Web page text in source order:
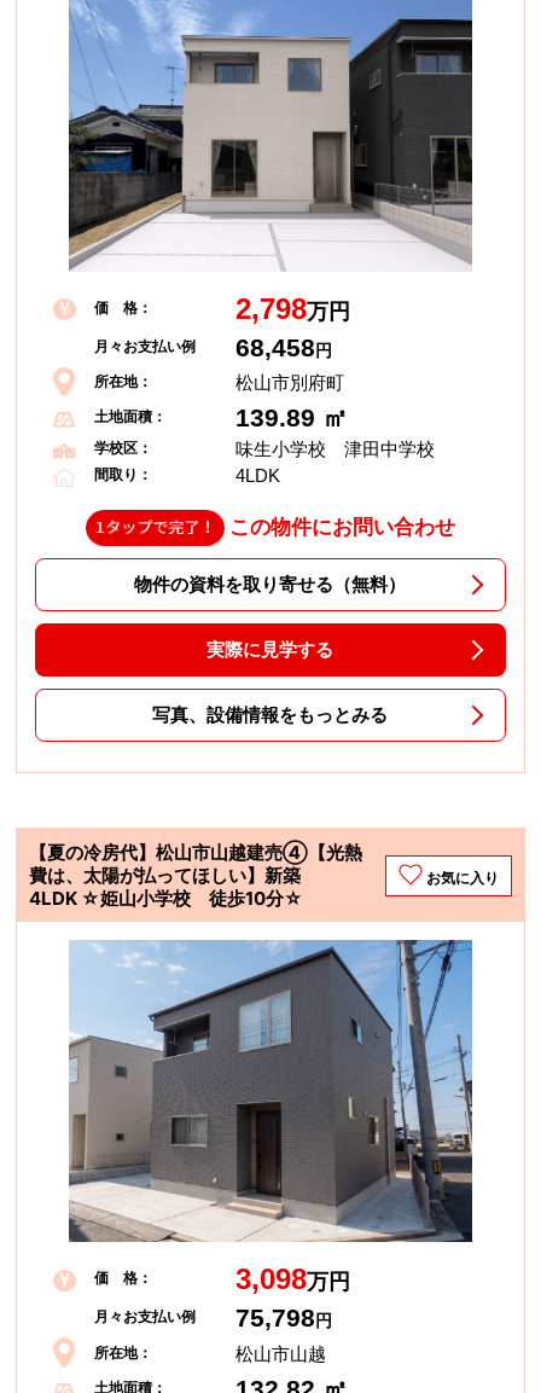
価 格： 2,798万円
月々お支払い例 68,458 円
所在地： 松山市別府町
土地面積： 139.89 ㎡
学校区： 味生小学校 津田中学校
間取り： 4LDK
この物件にお問い合わせ
物件の資料を取り寄せる（無料）
実際に見学する
写真、設備情報をもっとみる
【夏の冷房代】松山市山越建売④【光熱
費は、太陽が払ってほしい】新築
4LDK ☆姫山小学校 徒歩10分☆
お気に入り
価 格： 3,098万円
月々お支払い例 75,798 円
所在地： 松山市山越
土地面積：